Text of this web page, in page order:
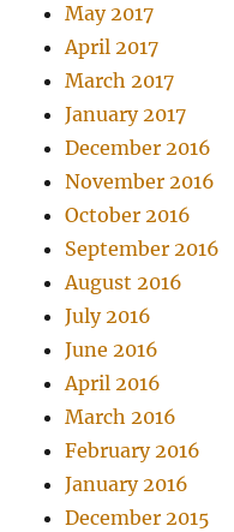
May 2017
April 2017
March 2017
January 2017
December 2016
November 2016
October 2016
September 2016
August 2016
July 2016
June 2016
April 2016
March 2016
February 2016
January 2016
December 2015